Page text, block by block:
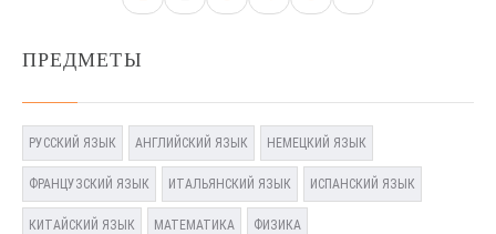
ПРЕДМЕТЫ
РУССКИЙ ЯЗЫК АНГЛИЙСКИЙ ЯЗЫК НЕМЕЦКИЙ ЯЗЫК
ФРАНЦУЗСКИЙ ЯЗЫК ИТАЛЬЯНСКИЙ ЯЗЫК ИСПАНСКИЙ ЯЗЫК
КИТАЙСКИЙ ЯЗЫК МАТЕМАТИКА ФИЗИКА